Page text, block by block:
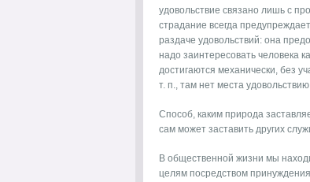
удовольствие связано лишь с
страдание всегда
раздаче удовольствий: она
надо заинтересовать человека
достигаются механически, без
т. п., там нет места
Способ, каким природа
сам может заставить других
В общественной жизни мы
целям посредством